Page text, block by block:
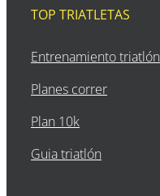
TOP TRIATLETAS
Entrenamiento triatlón
Planes correr
Plan 10k
Guia triatlón